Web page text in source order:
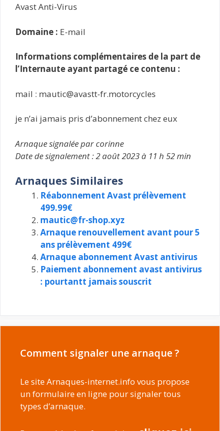
Avast Anti-Virus
Domaine : E-mail
Informations complémentaires de la part de
l’Internaute ayant partagé ce contenu :
mail : mautic@avastt-fr.motorcycles
je n’ai jamais pris d’abonnement chez eux
Arnaque signalée par corinne
Date de signalement : 2 août 2023 à 11 h 52 min
Arnaques Similaires
Réabonnement Avast prélèvement
499.99€
mautic@fr-shop.xyz
Arnaque renouvellement avant pour 5
ans prélèvement 499€
Arnaque abonnement Avast antivirus
Paiement abonnement avast antivirus
: pourtantt jamais souscrit
Comment signaler une arnaque ?
Le site Arnaques-internet.info vous propose
un formulaire en ligne pour signaler tous
types d’arnaque.